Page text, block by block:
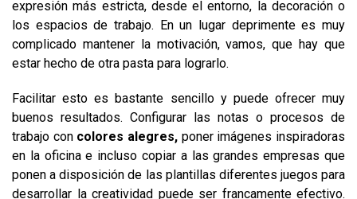
expresión más estricta, desde el entorno, la decoración o
los espacios de trabajo. En un lugar deprimente es muy
complicado mantener la motivación, vamos, que hay que
estar hecho de otra pasta para lograrlo.
Facilitar esto es bastante sencillo y puede ofrecer muy
buenos resultados. Configurar las notas o procesos de
trabajo con colores alegres, poner imágenes inspiradoras
en la oficina e incluso copiar a las grandes empresas que
ponen a disposición de las plantillas diferentes juegos para
desarrollar la creatividad puede ser francamente efectivo.